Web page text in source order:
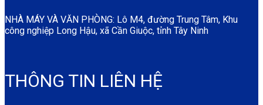
NHÀ MÁY VÀ VĂN PHÒNG: Lô M4, đường Trung Tâm, Khu
công nghiệp Long Hậu, xã Cần Giuộc, tỉnh Tây Ninh
THÔNG TIN LIÊN HỆ